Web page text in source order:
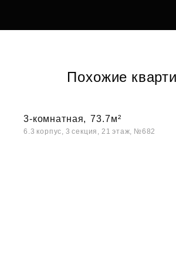
Похожие
3-комнатная, 73.7м²
6.3 корпус, 3 секция, 21 этаж, №682